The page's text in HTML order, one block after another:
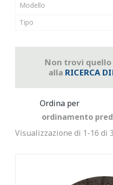
Modello
Tipo
Non trovi quello
alla RICERCA
Visualizzazione di 1-16 di